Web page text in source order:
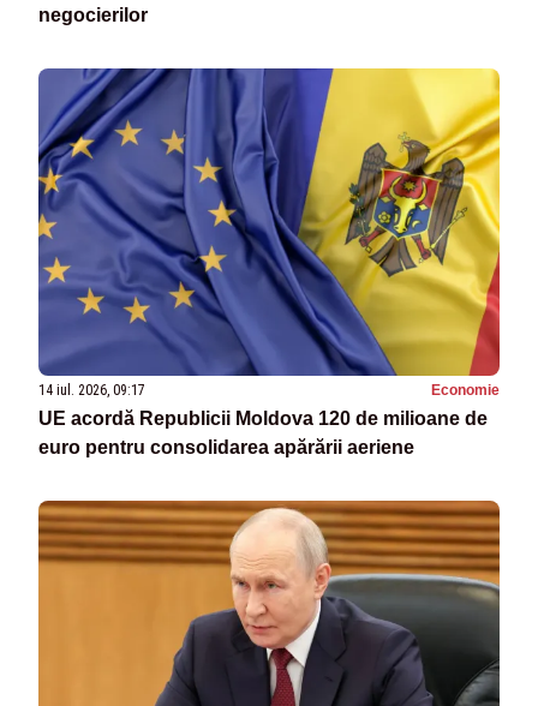
negocierilor
14 iul. 2026, 09:17 Economie
UE acordă Republicii Moldova 120 de milioane de
euro pentru consolidarea apărării aeriene